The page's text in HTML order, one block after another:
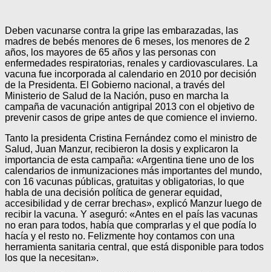
Deben vacunarse contra la gripe las embarazadas, las
madres de bebés menores de 6 meses, los menores de 2
años, los mayores de 65 años y las personas con
enfermedades respiratorias, renales y cardiovasculares. La
vacuna fue incorporada al calendario en 2010 por decisión
de la Presidenta. El Gobierno nacional, a través del
Ministerio de Salud de la Nación, puso en marcha la
campaña de vacunación antigripal 2013 con el objetivo de
prevenir casos de gripe antes de que comience el invierno.
Tanto la presidenta Cristina Fernández como el ministro de
Salud, Juan Manzur, recibieron la dosis y explicaron la
importancia de esta campaña: «Argentina tiene uno de los
calendarios de inmunizaciones más importantes del mundo,
con 16 vacunas públicas, gratuitas y obligatorias, lo que
habla de una decisión política de generar equidad,
accesibilidad y de cerrar brechas», explicó Manzur luego de
recibir la vacuna. Y aseguró: «Antes en el país las vacunas
no eran para todos, había que comprarlas y el que podía lo
hacía y el resto no. Felizmente hoy contamos con una
herramienta sanitaria central, que está disponible para todos
los que la necesitan».